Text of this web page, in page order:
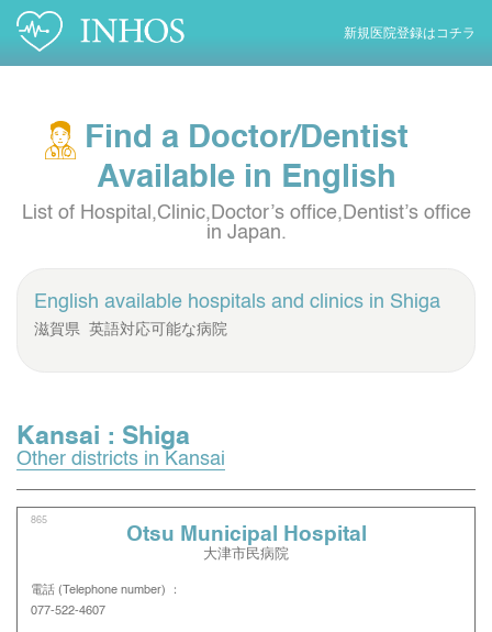
新規医院登録はコチラ
Find a Doctor/Dentist
Available in English
List of Hospital,Clinic,Doctor’s office,Dentist’s office
in Japan.
English available hospitals and clinics in Shiga
滋賀県 英語対応可能な病院
Kansai : Shiga
Other districts in Kansai
865
Otsu Municipal Hospital
大津市民病院
電話 (Telephone number) ：
077-522-4607